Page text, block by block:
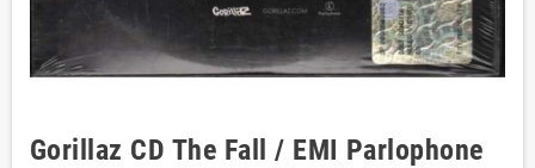
Gorillaz CD The Fall / EMI Parlophone